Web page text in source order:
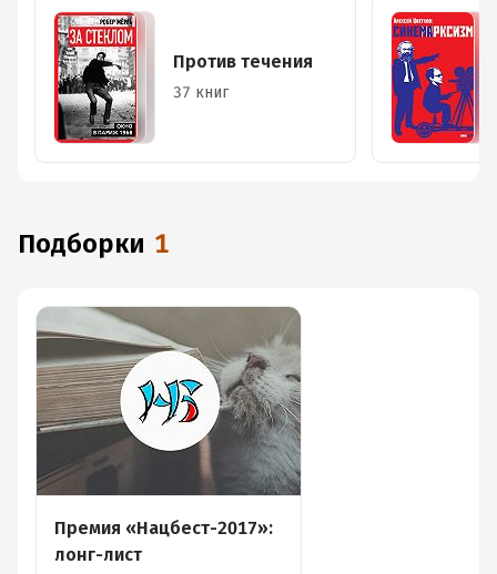
Против течения
37 книг
Подборки 1
Премия «Нацбест-2017»:
лонг-лист